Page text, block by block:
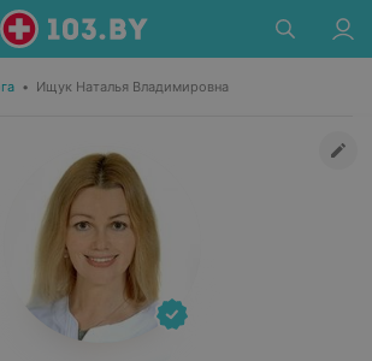
• Ищук Наталья Владимировна